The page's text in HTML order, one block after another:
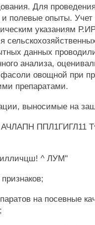
Для
полевые опыты.
указаниям
данных
анализа,
овощной при
препаратами.
выносимые на
ППЛ1ГИГЛ11
^ ЛУМ"
на посевные